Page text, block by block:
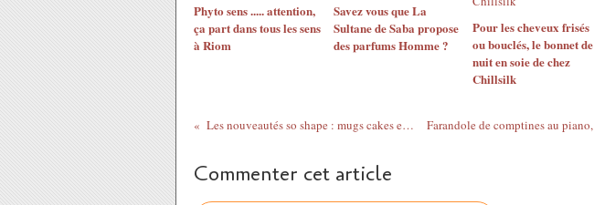
Phyto sens ..... attention,
ça part dans tous les sens
à Riom
Savez vous que La
Sultane de Saba propose
des parfums Homme ?
Pour les cheveux frisés
ou bouclés, le bonnet de
nuit en soie de chez
Chillsilk
Les nouveautés so shape : mugs cakes et barres BRKFST
Commenter cet article